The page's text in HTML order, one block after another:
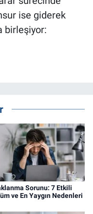
ise giderek
birleşiyor:
Sorunu: 7 Etkili
ve En Yaygın Nedenleri